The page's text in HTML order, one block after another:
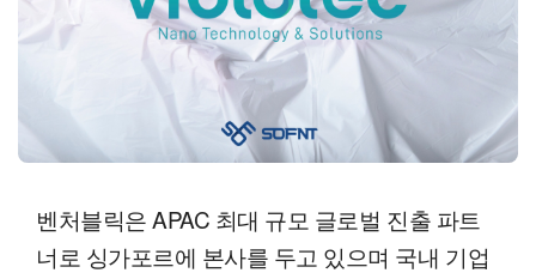
벤처블릭은 APAC 최대 규모 글로벌 진출 파트
너로 싱가포르에 본사를 두고 있으며 국내 기업